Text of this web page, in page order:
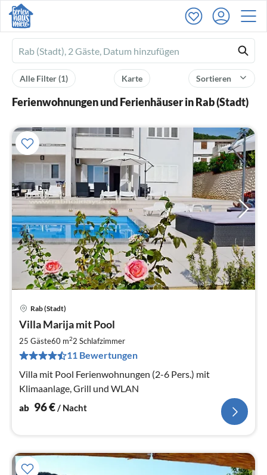
Ferienhausmiete
logo
Sortieren
Karte
Alle Filter(1)
Ferienwohnungen und Ferienhäuser in Rab (Stadt)
Rab (Stadt)
Villa Marija mit Pool
25 Gäste60 m22 Schlafzimmer
11 Bewertungen
Villa mit Pool Ferienwohnungen (2-6 Pers.) mit
Klimaanlage, Grill und WLAN
ab 96€/ Nacht